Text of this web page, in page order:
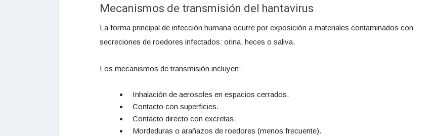
Mecanismos de transmisión del hantavirus
La forma principal de infección humana ocurre por exposición a materiales contaminados con
secreciones de roedores infectados: orina, heces o saliva.
Los mecanismos de transmisión incluyen:
Inhalación de aerosoles en espacios cerrados.
Contacto con superficies.
Contacto directo con excretas.
Mordeduras o arañazos de roedores (menos frecuente).